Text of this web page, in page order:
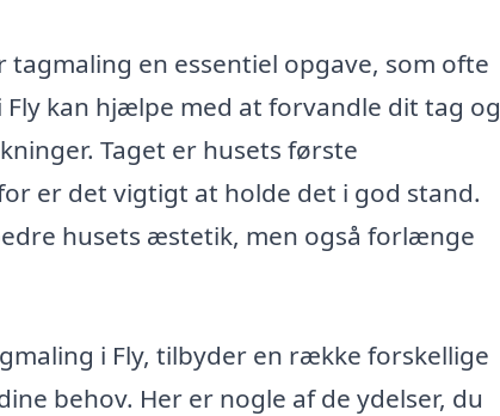
en essentiel opgave, som ofte
kan hjælpe med at forvandle dit tag og
Taget er husets første
er det vigtigt at holde det i god stand.
husets æstetik, men også forlænge
i Fly, tilbyder en række forskellige
behov. Her er nogle af de ydelser, du